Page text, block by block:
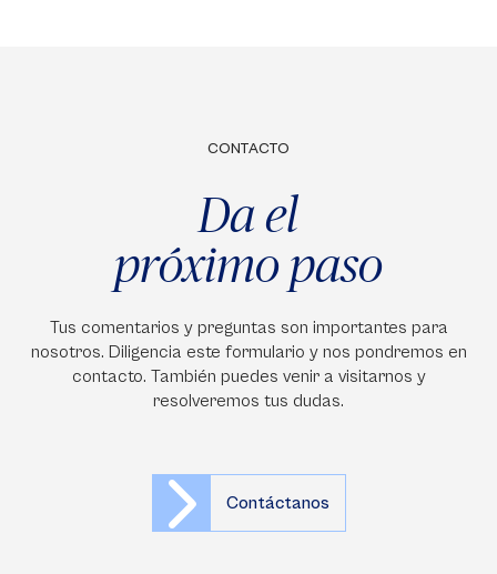
CONTACTO
Da el
próximo paso
Tus comentarios y preguntas son importantes para
nosotros. Diligencia este formulario y nos pondremos en
contacto. También puedes venir a visitarnos y
resolveremos tus dudas.
Contáctanos